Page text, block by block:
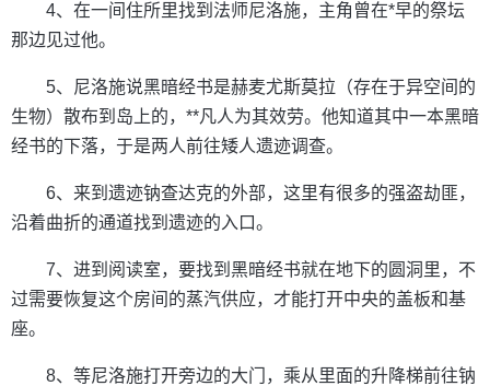
4、在一间住所里找到法师尼洛施，主角曾在*早的祭坛
那边见过他。
5、尼洛施说黑暗经书是赫麦尤斯莫拉（存在于异空间的
生物）散布到岛上的，**凡人为其效劳。他知道其中一本黑暗
经书的下落，于是两人前往矮人遗迹调查。
6、来到遗迹钠查达克的外部，这里有很多的强盗劫匪，
沿着曲折的通道找到遗迹的入口。
7、进到阅读室，要找到黑暗经书就在地下的圆洞里，不
过需要恢复这个房间的蒸汽供应，才能打开中央的盖板和基
座。
8、等尼洛施打开旁边的大门，乘从里面的升降梯前往钠